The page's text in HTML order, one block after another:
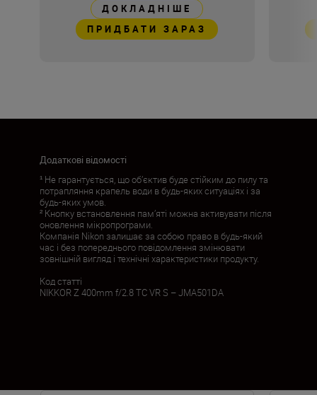
ДОКЛАДНІШЕ
ПРИДБАТИ ЗАРАЗ
Додаткові відомості
¹ Не гарантується, що об’єктив буде стійким до пилу та
потрапляння крапель води в будь-яких ситуаціях і за
будь-яких умов.
² Кнопку встановлення пам’яті можна активувати після
оновлення мікропрограми.
Компанія Nikon залишає за собою право в будь-який
час і без попереднього повідомлення змінювати
зовнішній вигляд і технічні характеристики продукту.
Код статті
NIKKOR Z 400mm f/2.8 TC VR S – JMA501DA